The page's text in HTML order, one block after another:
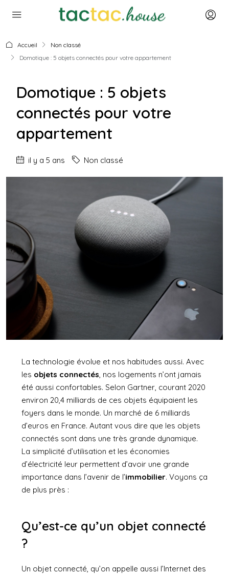
Accueil
Non classé
Domotique : 5 objets connectés pour votre appartement
Domotique : 5 objets
connectés pour votre
appartement
il y a 5 ans Non classé
La technologie évolue et nos habitudes aussi. Avec
les objets connectés, nos logements n’ont jamais
été aussi confortables. Selon Gartner, courant 2020
environ 20,4 milliards de ces objets équipaient les
foyers dans le monde. Un marché de 6 milliards
d’euros en France. Autant vous dire que les objets
connectés sont dans une très grande dynamique.
La simplicité d’utilisation et les économies
d’électricité leur permettent d’avoir une grande
importance dans l’avenir de l’immobilier. Voyons ça
de plus près :
Qu’est-ce qu’un objet connecté
?
Un objet connecté, qu’on appelle aussi l’Internet des